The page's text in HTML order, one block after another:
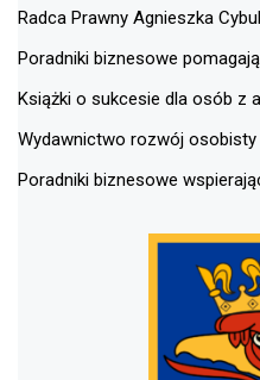
Radca Prawny Agnieszka
Poradniki biznesowe
Książki o sukcesie dla osób z
Wydawnictwo rozwój
Poradniki biznesowe